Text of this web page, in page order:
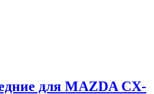
для MAZDA CX-